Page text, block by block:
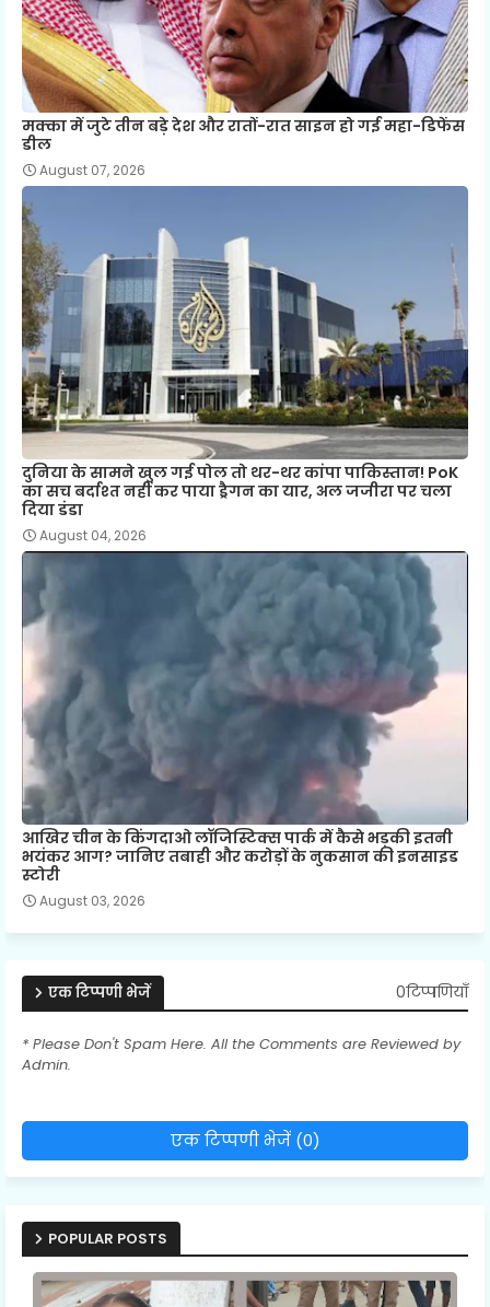
मक्का में जुटे तीन बड़े देश और रातों-रात साइन हो गई महा-डिफेंस
डील
August 07, 2026
दुनिया के सामने खुल गई पोल तो थर-थर कांपा पाकिस्तान! PoK
का सच बर्दाश्त नहीं कर पाया ड्रैगन का यार, अल जजीरा पर चला
दिया डंडा
August 04, 2026
आखिर चीन के किंगदाओ लॉजिस्टिक्स पार्क में कैसे भड़की इतनी
भयंकर आग? जानिए तबाही और करोड़ों के नुकसान की इनसाइड
स्टोरी
August 03, 2026
एक टिप्पणी भेजें 0टिप्पणियाँ
* Please Don't Spam Here. All the Comments are Reviewed by
Admin.
एक टिप्पणी भेजें (0)
POPULAR POSTS